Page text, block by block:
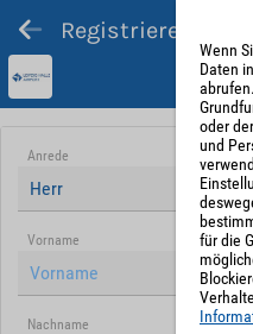
Registrieren und
Anrede
Herr
Vorname
Nachname
Wenn
Daten
oder
und
für die